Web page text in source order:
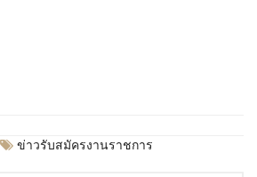
ข่าวรับสมัครงานราชการ